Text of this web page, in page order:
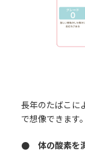
長年のたばこに
で想像できます。
● 体の酸素を